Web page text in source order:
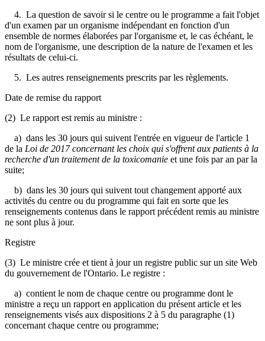
4. La question de savoir si le centre ou le programme a fait l'objet
d'un examen par un organisme indépendant en fonction d'un
ensemble de normes élaborées par l'organisme et, le cas échéant, le
nom de l'organisme, une description de la nature de l'examen et les
résultats de celui-ci.
5. Les autres renseignements prescrits par les règlements.
Date de remise du rapport
(2) Le rapport est remis au ministre :
a) dans les 30 jours qui suivent l'entrée en vigueur de l'article 1
de la Loi de 2017 concernant les choix qui s'offrent aux patients à la
recherche d'un traitement de la toxicomanie et une fois par an par la
suite;
b) dans les 30 jours qui suivent tout changement apporté aux
activités du centre ou du programme qui fait en sorte que les
renseignements contenus dans le rapport précédent remis au ministre
ne sont plus à jour.
Registre
(3) Le ministre crée et tient à jour un registre public sur un site Web
du gouvernement de l'Ontario. Le registre :
a) contient le nom de chaque centre ou programme dont le
ministre a reçu un rapport en application du présent article et les
renseignements visés aux dispositions 2 à 5 du paragraphe (1)
concernant chaque centre ou programme;